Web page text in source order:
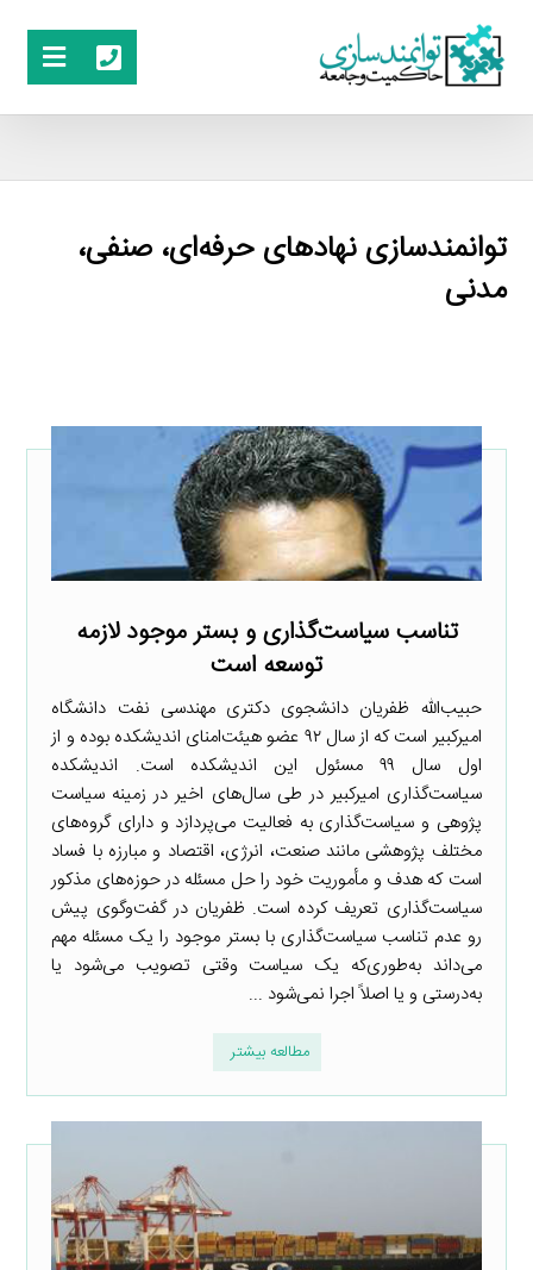
توانمندسازی نهادهای حرفه‌ای، صنفی،
مدنی
تناسب سیاست‌گذاری و بستر موجود لازمه
توسعه است
حبیب‌الله ظفریان دانشجوی دکتری مهندسی نفت دانشگاه
امیرکبیر است که از سال ۹۲ عضو هیئت‌امنای اندیشکده بوده و از
اول سال ۹۹ مسئول این اندیشکده است. اندیشکده
سیاست‌گذاری امیرکبیر در طی سال‌های اخیر در زمینه سیاست
پژوهی و سیاست‌گذاری به فعالیت می‌پردازد و دارای گروه‌های
مختلف پژوهشی مانند صنعت، انرژی، اقتصاد و مبارزه با فساد
است که هدف و مأموریت خود را حل مسئله در حوزه‌های مذکور
سیاست‌گذاری تعریف کرده است. ظفریان در گفت‌وگوی پیش
رو عدم تناسب سیاست‌گذاری با بستر موجود را یک مسئله مهم
می‌داند به‌طوری‌که یک سیاست وقتی تصویب می‌شود یا
به‌درستی و یا اصلاً اجرا نمی‌شود ...
مطالعه بیشتر